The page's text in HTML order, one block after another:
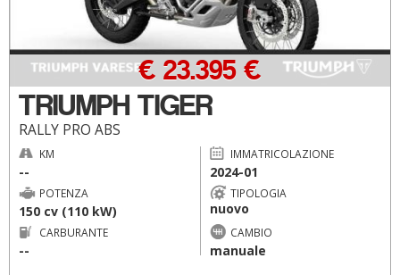
TRIUMPH TIGER
RALLY PRO ABS
€ 23.395 €
KM
--
IMMATRICOLAZIONE
2024-01
POTENZA
150 cv (110 kW)
TIPOLOGIA
nuovo
CARBURANTE
--
CAMBIO
manuale